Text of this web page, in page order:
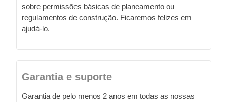
sobre permissões básicas de planeamento ou
regulamentos de construção. Ficaremos felizes em
ajudá-lo.
Garantia e suporte
Garantia de pelo menos 2 anos em todas as nossas